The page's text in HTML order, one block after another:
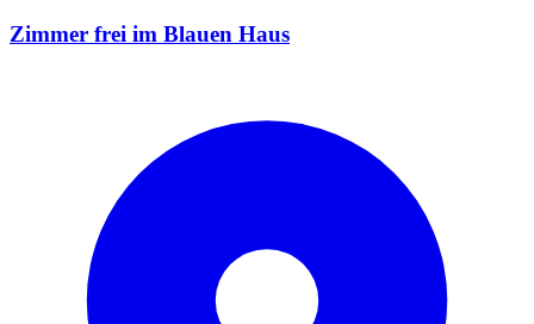
Zimmer frei im Blauen Haus